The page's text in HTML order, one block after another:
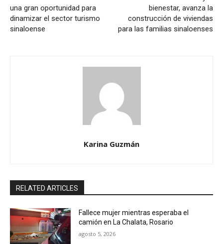
una gran oportunidad para
dinamizar el sector turismo
sinaloense
bienestar, avanza la
construcción de viviendas
para las familias sinaloenses
Karina Guzmán
RELATED ARTICLES
Fallece mujer mientras esperaba el
camión en La Chalata, Rosario
agosto 5, 2026